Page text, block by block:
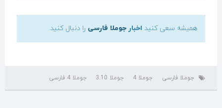
همیشه سعی کنید اخبار جوملا فارسی را دنبال کنید.
جوملا فارسی جوملا 4 جوملا 3.10 جوملا 4 فارسی